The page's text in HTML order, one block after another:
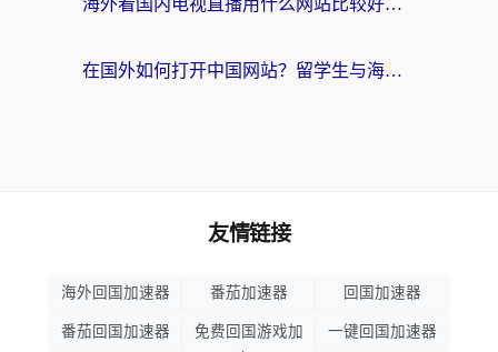
海外看国内电视直播用什么网站比较好？一篇解决你所有追剧难题的实用指南
在国外如何打开中国网站？留学生与海外华人的无缝访问指南
友情链接
海外回国加速器 番茄加速器 回国加速器
番茄回国加速器
免费回国游戏加
一键回国加速器